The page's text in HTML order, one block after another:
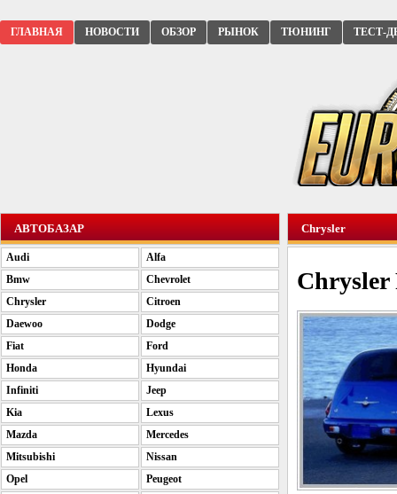
ГЛАВНАЯ НОВОСТИ ОБЗОР РЫНОК ТЮНИНГ ТЕСТ-
Chrysler
Chrysler
АВТОБАЗАР
Audi
Alfa
Bmw
Chevrolet
Chrysler
Citroen
Daewoo
Dodge
Fiat
Ford
Honda
Hyundai
Infiniti
Jeep
Kia
Lexus
Mazda
Mercedes
Mitsubishi
Nissan
Opel
Peugeot